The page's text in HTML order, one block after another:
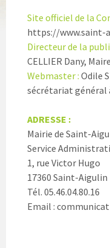
Site officiel de la
https://www.saint-
Directeur de la
CELLIER Dany,
Webmaster : Odile
sécrétariat général
ADRESSE :
Mairie de Saint-
Service
1, rue Victor Hugo
17360 Saint-Aigulin
Tél. 05.46.04.80.16
Email :